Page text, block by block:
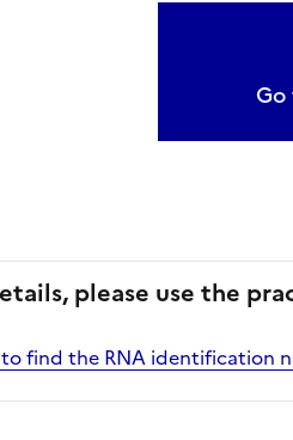
please use the
find the RNA identification